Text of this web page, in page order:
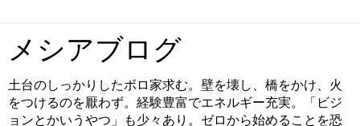
メシアブログ
土台のしっかりしたボロ家求む。壁を壊し、橋をかけ、火
をつけるのを厭わず。経験豊富でエネルギー充実。「ビジ
ョンとかいうやつ」も少々あり。ゼロから始めることを恐